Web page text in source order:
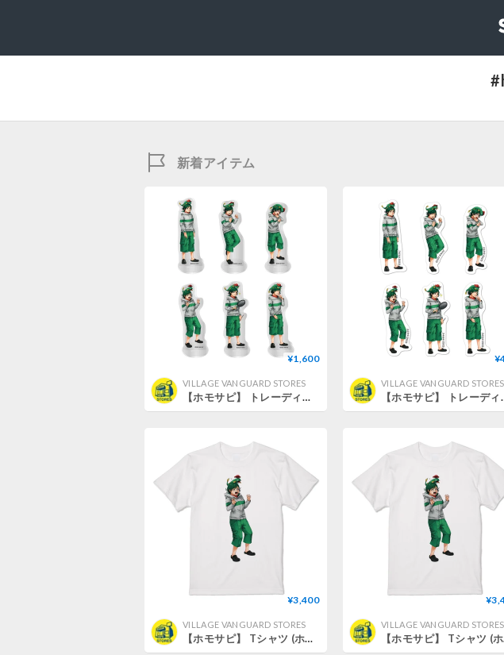
新着アイテム
¥1,600
VILLAGE VANGUARD STORES
【ホモサピ】 トレーディングキャラクタースタンド (全6種ランダム)
VILLAGE VANGUARD STORES
【ホモサピ】
¥3,400
VILLAGE VANGUARD STORES
【ホモサピ】 Tシャツ (ホワイト) (ホモサピイラスト) (L)
VILLAGE VANGUARD STORES
【ホ